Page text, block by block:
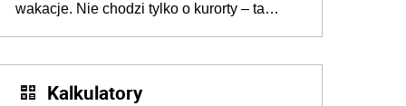
wakacje. Nie chodzi tylko o kurorty – ta
Kalkulatory